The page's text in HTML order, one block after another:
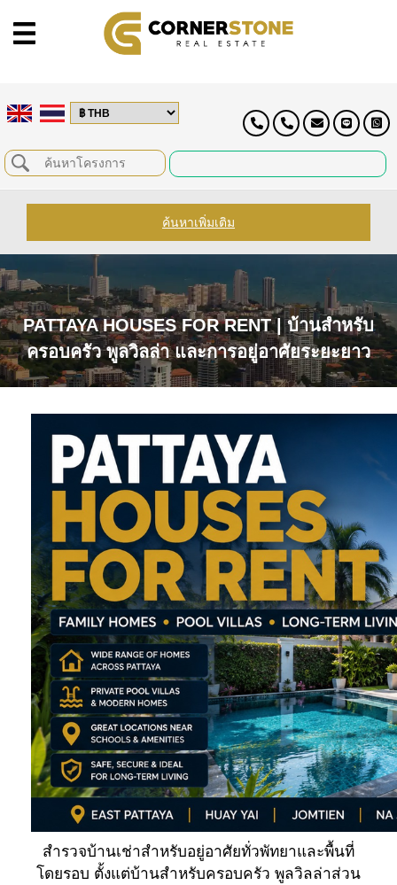
ค้นหาเพิ่มเติม
PATTAYA HOUSES FOR RENT | บ้านสำหรับ
ครอบครัว พูลวิลล่า และการอยู่อาศัยระยะยาว
สำรวจบ้านเช่าสำหรับอยู่อาศัยทั่วพัทยาและพื้นที่
โดยรอบ ตั้งแต่บ้านสำหรับครอบครัว พูลวิลล่าส่วน